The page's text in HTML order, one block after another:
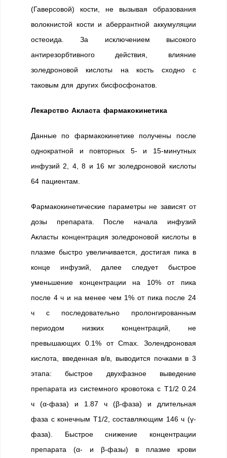
(Гаверсовой) кости, не вызывая образования
волокнистой кости и аберрантной аккумуляции
остеоида. За исключением высокого
антирезорбтивного действия, влияние
золедроновой кислоты на кость сходно с
таковым для других бисфосфонатов.
Лекарство Акласта фармакокинетика
Данные по фармакокинетике получены после
однократной и повторных 5- и 15-минутных
инфузий 2, 4, 8 и 16 мг золедроновой кислоты
64 пациентам.
Фармакокинетические параметры не зависят от
дозы препарата. После начала инфузий
Акласты концентрация золедроновой кислоты в
плазме быстро увеличивается, достигая пика в
конце инфузий, далее следует быстрое
уменьшение концентрации на 10% от пика
после 4 ч и на менее чем 1% от пика после 24
ч с последовательно пролонгированным
периодом низких концентраций, не
превышающих 0.1% от Cmax. Золендроновая
кислота, введенная в/в, выводится почками в 3
этапа: быстрое двухфазное выведение
препарата из системного кровотока с T1/2 0.24
ч (α-фаза) и 1.87 ч (β-фаза) и длительная
фаза с конечным T1/2, составляющим 146 ч (γ-
фаза). Быстрое снижение концентрации
препарата (α- и β-фазы) в плазме крови